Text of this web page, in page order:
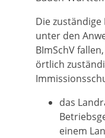
Die
unter den
BImSchV
örtlich
das
einem